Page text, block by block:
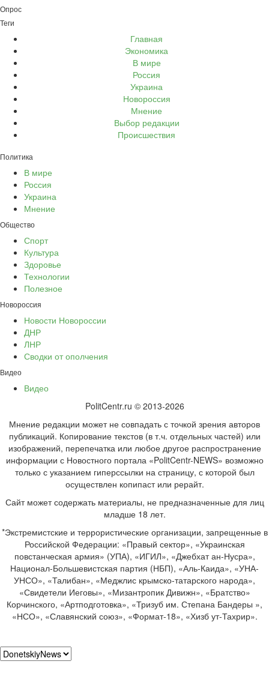
Опрос
Теги
Главная
Экономика
В мире
Россия
Украина
Новороссия
Мнение
Выбор редакции
Происшествия
Политика
В мире
Россия
Украина
Мнение
Общество
Спорт
Культура
Здоровье
Технологии
Полезное
Новороссия
Новости Новороссии
ДНР
ЛНР
Сводки от ополчения
Видео
Видео
PolitCentr.ru © 2013-2026
Мнение редакции может не совпадать с точкой зрения авторов
публикаций. Копирование текстов (в т.ч. отдельных частей) или
изображений, перепечатка или любое другое распространение
информации с Новостного портала «PolitCentr-NEWS» возможно
только с указанием гиперссылки на страницу, с которой был
осуществлен копипаст или рерайт.
Сайт может содержать материалы, не предназначенные для лиц
младше 18 лет.
*Экстремистские и террористические организации, запрещенные в
Российской Федерации: «Правый сектор», «Украинская
повстанческая армия» (УПА), «ИГИЛ», «Джебхат ан-Нусра»,
Национал-Большевистская партия (НБП), «Аль-Каида», «УНА-
УНСО», «Талибан», «Меджлис крымско-татарского народа»,
«Свидетели Иеговы», «Мизантропик Дивижн», «Братство»
Корчинского, «Артподготовка», «Тризуб им. Степана Бандеры »,
«НСО», «Славянский союз», «Формат-18», «Хизб ут-Тахрир».